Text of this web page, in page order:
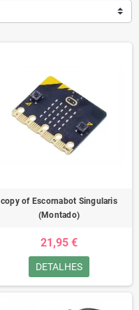
copy of Escornabot Singularis
(Montado)
21,95 €
DETALHES